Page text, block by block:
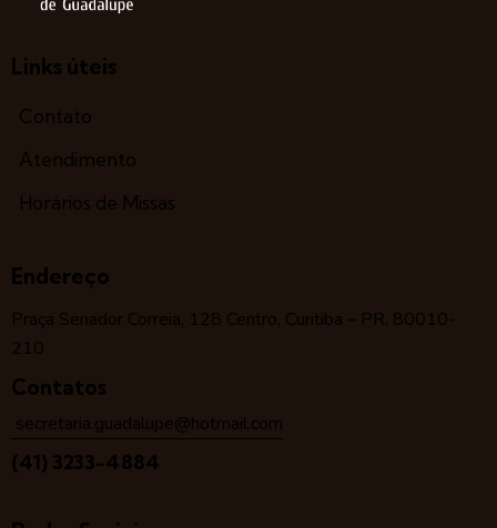
Links úteis
Contato
Atendimento
Horários de Missas
Endereço
Praça Senador Correia, 128 Centro, Curitiba – PR, 80010-
210
Contatos
secretaria.guadalupe@hotmail.com
(41) 3233-4884